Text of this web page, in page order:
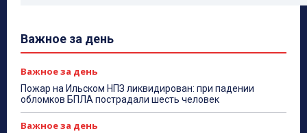
Важное за день
Важное за день
Пожар на Ильском НПЗ ликвидирован: при падении
обломков БПЛА пострадали шесть человек
Важное за день